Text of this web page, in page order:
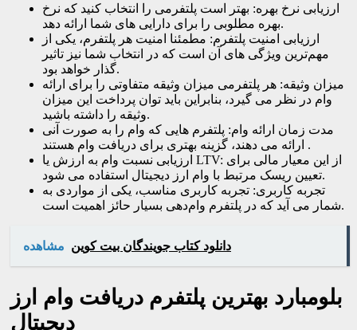
ارزیابی نرخ بهره: بهتر است پلتفرمی را انتخاب کنید که نرخ
بهره مطلوبی را برای دارایی‌ های شما ارائه دهد.
ارزیابی امنیت پلتفرم: مطمئنا امنیت هر پلتفرم، یکی از
مهم‌ترین ویژگی ‌های آن است که در انتخاب شما نیز تاثیر
گذار خواهد بود.
میزان وثیقه: هر پلتفرمی میزان وثیقه متفاوتی را برای ارائه
وام در نظر می ‌گیرد، بنابراین باید توان پرداخت این میزان
وثیقه را داشته باشید.
مدت زمان ارائه وام: پلتفرم ‌هایی که وام را به صورت آنی
ارائه می ‌دهند، گزینه بهتری برای دریافت وام هستند.
ارزیابی نسبت وام به ارزش یا LTV: از این معیار مالی برای
تعیین ریسک مرتبط با وام ارز دیجیتال استفاده می ‌شود.
تجربه کاربری: تجربه کاربری مناسب، یکی از مواردی به
شمار می ‌آید که در پلتفرم وام‌دهی بسیار حائز اهمیت است.
مشاهده دانلود کتاب جویندگان بیت کوین
بلومبارد بهترین پلتفرم دریافت وام ارز
دیجیتال